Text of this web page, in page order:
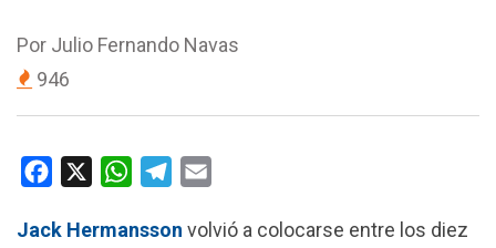
Por Julio Fernando Navas
946
c
W
a
l
a
Jack Hermansson volvió a colocarse entre los diez